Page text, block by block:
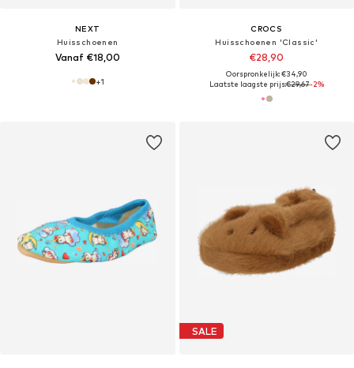
NEXT
Huisschoenen
Vanaf €18,00
+1
CROCS
Huisschoenen 'Classic'
€28,90
Oorspronkelijk: €34,90
Laatste laagste prijs:€29,67-2%
SALE